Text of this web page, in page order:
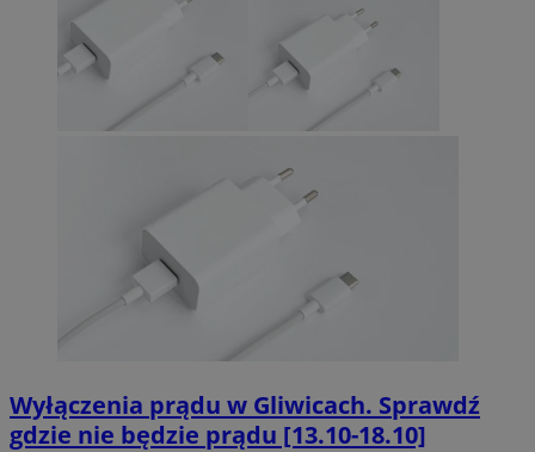
Wyłączenia prądu w Gliwicach. Sprawdź
gdzie nie będzie prądu [13.10-18.10]